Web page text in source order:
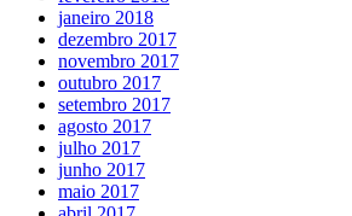
janeiro 2018
dezembro 2017
novembro 2017
outubro 2017
setembro 2017
agosto 2017
julho 2017
junho 2017
maio 2017